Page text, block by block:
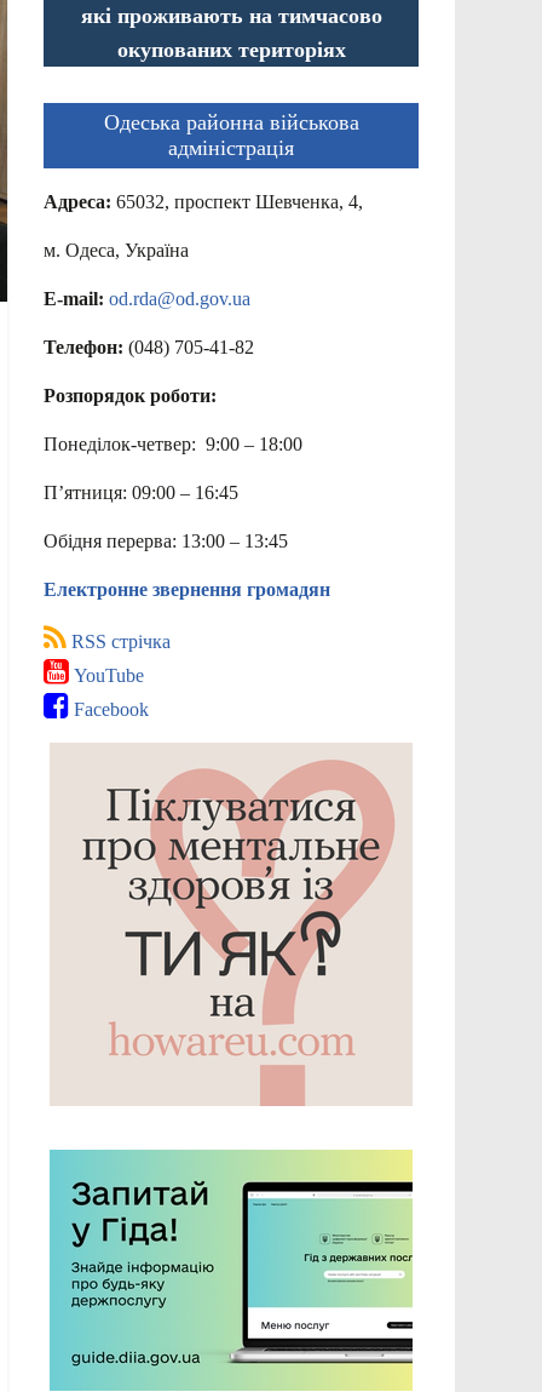
які проживають на тимчасово
окупованих територіях
Одеська районна військова
адміністрація
Адреса: 65032, проспект Шевченка, 4,
м. Одеса, Україна
E-mail: od.rda@od.gov.ua
Телефон: (048) 705-41-82
Розпорядок роботи:
Понеділок-четвер: 9:00 – 18:00
П’ятниця: 09:00 – 16:45
Обідня перерва: 13:00 – 13:45
Електронне звернення громадян
RSS стрічка
YouTube
Facebook